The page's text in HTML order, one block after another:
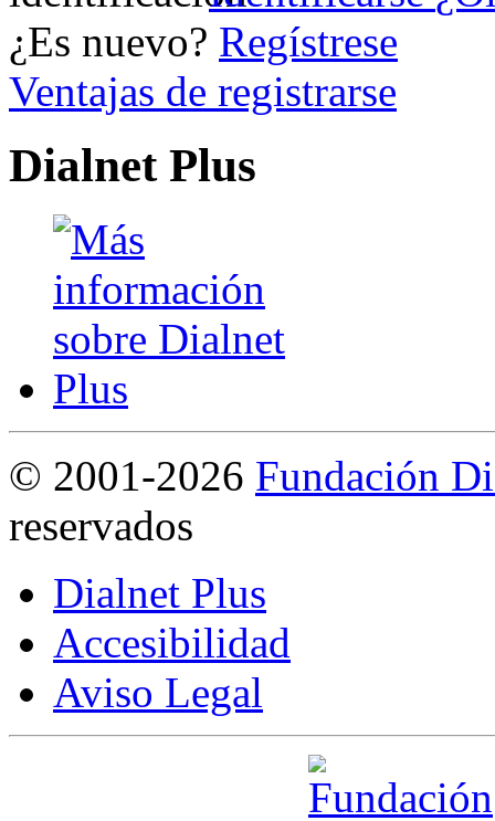
¿Es nuevo? Regístrese
Ventajas de registrarse
Dialnet Plus
© 2001-2026 Fundación
reservados
Dialnet Plus
Accesibilidad
Aviso Legal